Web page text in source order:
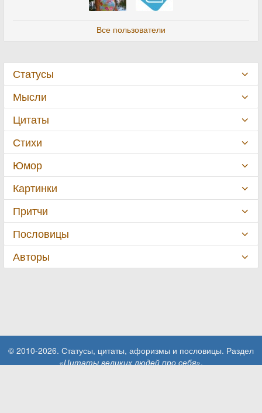
Все пользователи
Статусы
Мысли
Цитаты
Стихи
Юмор
Картинки
Притчи
Пословицы
Авторы
© 2010-2026. Статусы, цитаты, афоризмы и пословицы. Раздел
«Цитаты великих людей про себя».